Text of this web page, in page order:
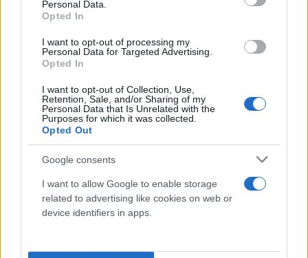
Personal Data.
Opted In
I want to opt-out of processing my
Personal Data for Targeted Advertising.
Opted In
I want to opt-out of Collection, Use,
Retention, Sale, and/or Sharing of my
Personal Data that Is Unrelated with the
Purposes for which it was collected.
Opted Out
Google consents
I want to allow Google to enable storage
related to advertising like cookies on web or
device identifiers in apps.
Σε επιφυλακή ο κρατικός μηχανισμός για
νέο κύμα ισχυρών ανέμων - Συνεδρίασε η
Επιτροπή Κινδύνου
08.08.2026